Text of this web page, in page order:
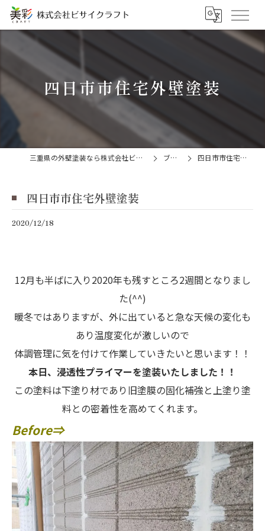
四日市市住宅外壁塗装
三重県の外壁塗装なら株式会社ビサイクラフト ブログ 四日市市住宅外壁塗装
四日市市住宅外壁塗装
2020/12/18
12月も半ばに入り2020年も残すところ2週間となりまし
た(^^)
暖冬ではありますが、外に出ていると急な天候の変化も
あり温度変化が激しいので
体調管理に気を付けて作業していきたいと思います！！
本日、浸透性プライマーを塗装いたしました！！
この塗料は下塗り材であり旧塗膜の固化補強と上塗り塗
料との密着性を高めてくれます。
Before⇒